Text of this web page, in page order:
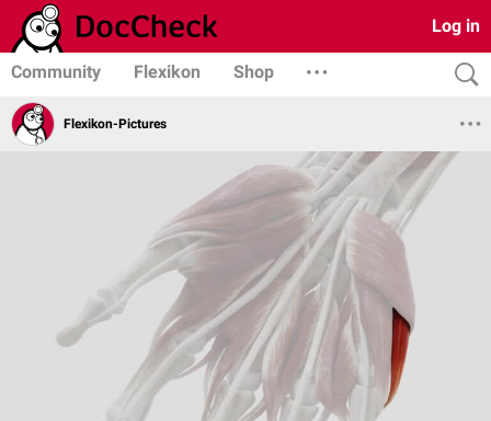
Log in
Community Flexikon Shop
Flexikon-Pictures